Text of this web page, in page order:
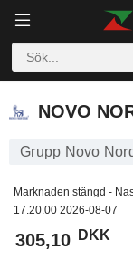
NOVO
NOVO
Grupp Novo
Marknaden stängd -
17.20.00 2026-08-07
305,10 DKK